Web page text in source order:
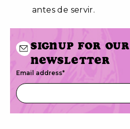
antes de servir.
Signup for our
newsletter
Email address*